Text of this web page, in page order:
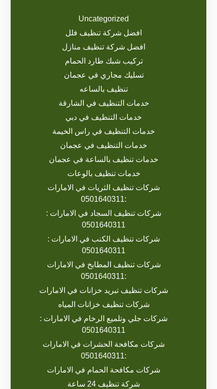
Uncategorized
افضل شركة تنظيف فلل
افضل شركة تنظيف منازل
تركيب شبك طارد الحمام
تسليك مجاري في عجمان
تنظيف بالساعه
خدمات التنظيف في الشارقة
خدمات التنظيف في دبي
خدمات التنظيف في راس الخيمة
خدمات التنظيف في عجمان
خدمات تنظيف بالساعة في عجمان
خدمات تنظيف بالوعات
شركات تنظيف الثريات في الامارات
:0501640311
شركات تنظيف السجاد في الامارات :
0501640311
شركات تنظيف الكنب في الامارات :
0501640311
شركات تنظيف المطابخ في الامارات
:0501640311
شركات تنظيف تبريد خزانات في الامارات
شركات تنظيف خزانات المياه
شركات جلي وتلميع الرخام في الامارات :
0501640311
شركات مكافحة الحشرات في الامارات
:0501640311
شركات مكافحة الحمام في الامارات
شركة تنظيف 24 ساعة